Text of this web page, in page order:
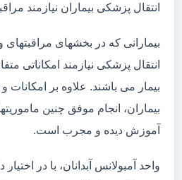
انتقال پزشکی بیماران نیازمند
بیمارانی که در بخشهای
انتقال پزشکی نیازمند امکاناتی
بیمار می باشند. علاوه بر امکانات و
بیماران، انجام موفق چنین
آموزش دیده و مجرب است.
واحد آمبولانس آبدانان، با در